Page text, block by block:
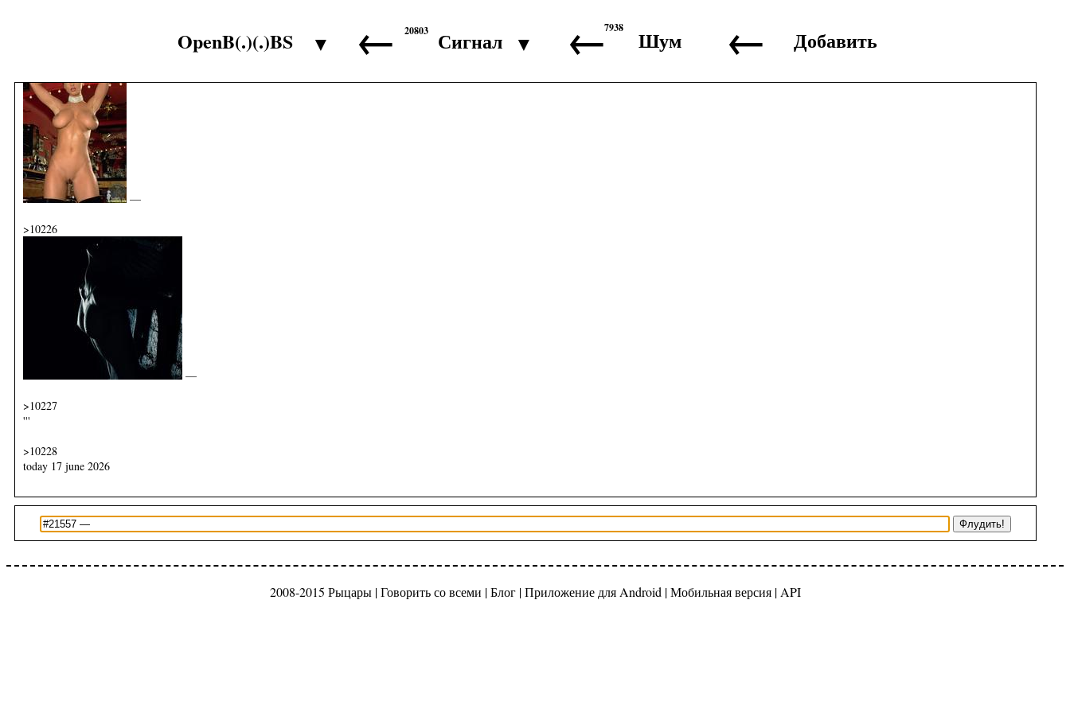
OpenB(.)(.)BS ▼ ← Сигнал
20803 ▼ ← Шум
7938 ← Добавить
—
>10226
—
>10227
'''
>10228
today 17 june 2026
2008-2015 Рыцары |Говорить со всеми |Блог|Приложение для Android |Мобильная версия| API